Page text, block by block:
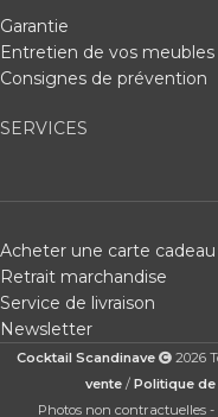
Garantie
Entretien de vos meubles
Consignes de prévention
SERVICES
Acheter une carte cadeau
Retrait marchandise
Service de livraison
Newsletter
Cocktail Scandinave 2026
vente/ Politique
Photos non contractuelles -